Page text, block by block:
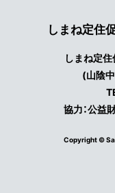
しまね定住
しまね定
(山陰
協力：公益
Copyright ©